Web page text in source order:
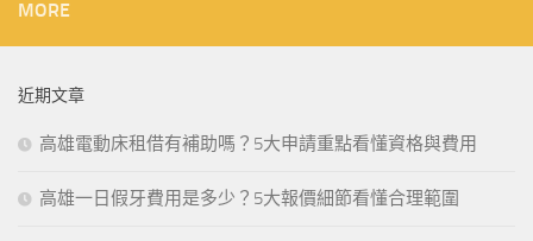
MORE
近期文章
高雄電動床租借有補助嗎？5大申請重點看懂資格與費用
高雄一日假牙費用是多少？5大報價細節看懂合理範圍